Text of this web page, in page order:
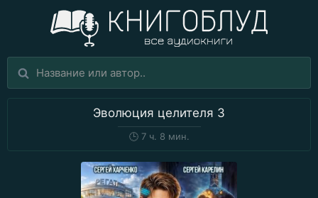
Эволюция целителя 3
🕒7 ч. 8 мин.